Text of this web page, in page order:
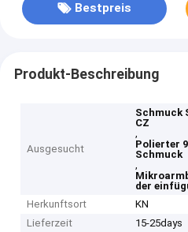
Bestpreis
Produkt-Beschreibung
Ausgesucht
Schmuck
CZ
,
Polierter
Schmuck
,
der
Herkunftsort
KN
Lieferzeit
15-25days